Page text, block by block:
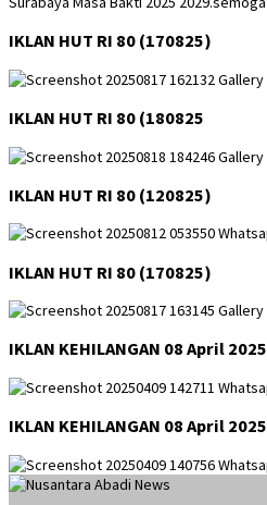
IKLAN HUT RI 80 (170825)
IKLAN HUT RI 80 (180825
IKLAN HUT RI 80 (120825)
IKLAN HUT RI 80 (170825)
IKLAN KEHILANGAN 08 April 2025
IKLAN KEHILANGAN 08 April 2025